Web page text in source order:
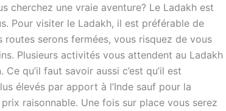
cherchez une vraie aventure? Le Ladakh est
Pour visiter le Ladakh, il est préférable de
serons fermées, vous risquez de vous
Plusieurs activités vous attendent au Ladakh
qu’il faut savoir aussi c’est qu’il est
élevés par apport à l’Inde sauf pour la
raisonnable. Une fois sur place vous serez